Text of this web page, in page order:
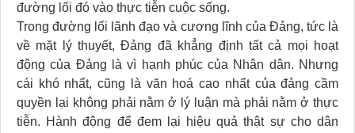
đường lối đó vào thực tiễn cuộc sống.
Trong đường lối lãnh đạo và cương lĩnh của Đảng, tức là
về mặt lý thuyết, Đảng đã khẳng định tất cả mọi hoạt
động của Đảng là vì hạnh phúc của Nhân dân. Nhưng
cái khó nhất, cũng là văn hoá cao nhất của đảng cầm
quyền lại không phải nằm ở lý luận mà phải nằm ở thực
tiễn. Hành động để đem lại hiệu quả thật sự cho dân